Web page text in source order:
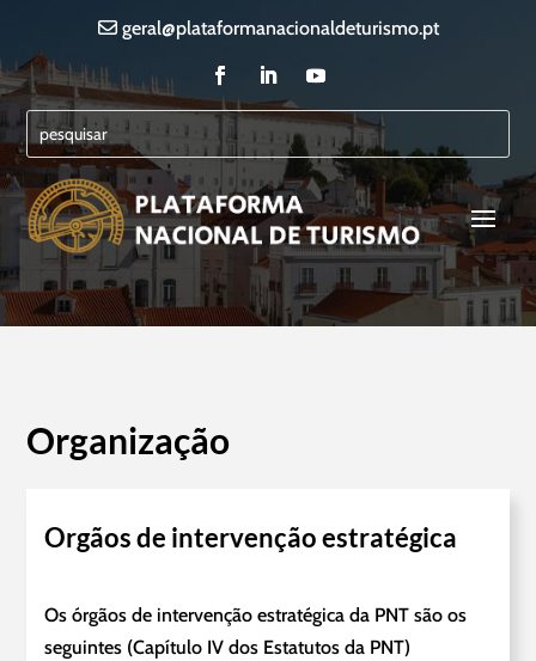
geral@plataformanacionaldeturismo.pt
Organização
Orgãos de intervenção estratégica
Os órgãos de intervenção estratégica da PNT são os
seguintes (Capítulo IV dos Estatutos da PNT)